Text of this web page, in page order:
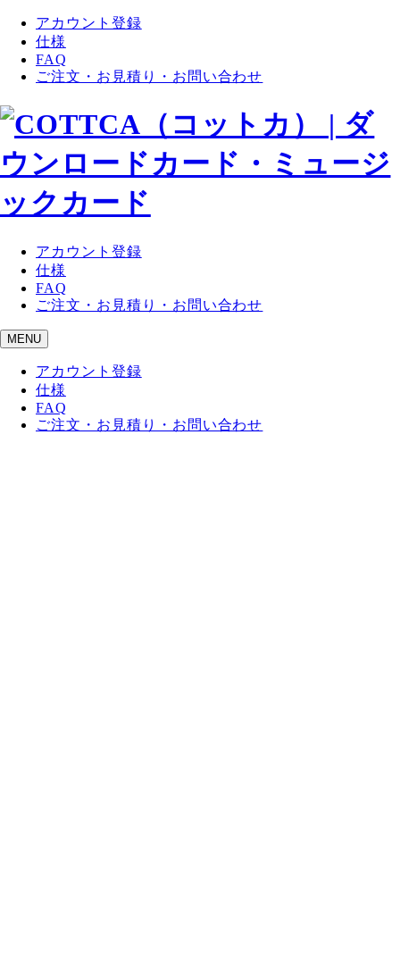
アカウント登録
仕様
FAQ
ご注文・お見積り・お問い合わせ
アカウント登録
仕様
FAQ
ご注文・お見積り・お問い合わせ
MENU
アカウント登録
仕様
FAQ
ご注文・お見積り・お問い合わせ